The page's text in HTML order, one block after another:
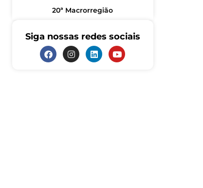
20ª Macrorregião
Siga nossas redes sociais